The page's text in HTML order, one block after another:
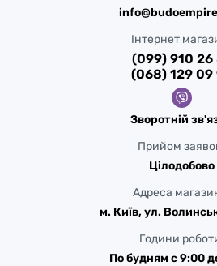
Інтернет
(099) 910 26
(068) 129 09
Зворотній
Прийом
Цілодобово
Адреса
м. Київ, ул.
Години
По будням с 9:00